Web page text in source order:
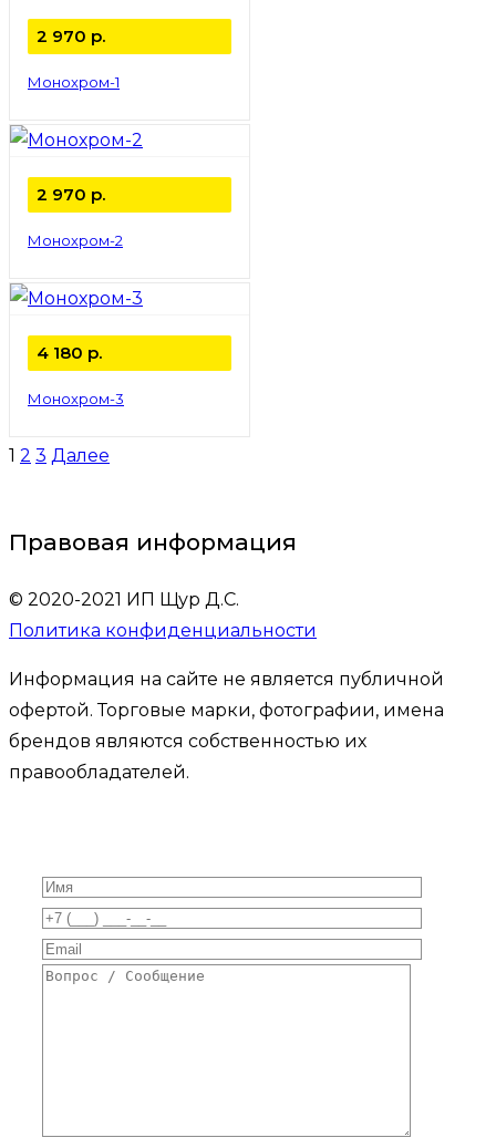
2 970 р.
Монохром-1
2 970 р.
Монохром-2
4 180 р.
Монохром-3
1 2 3 Далее
Правовая информация
© 2020-2021 ИП Щур Д.С.
Политика конфиденциальности
Информация на сайте не является публичной
офертой. Торговые марки, фотографии, имена
брендов являются собственностью их
правообладателей.